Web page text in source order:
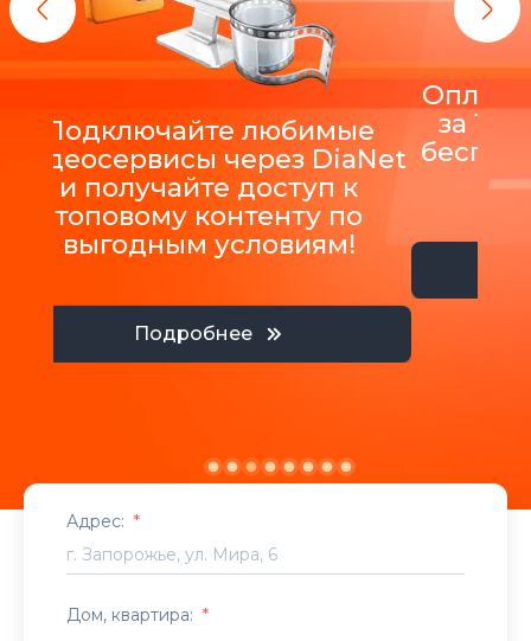
Подключайте любимые
видеосервисы через DiaNet
и получайте доступ к
топовому контенту по
выгодным условиям!
Подробнее
за 12
Адрес: *
Дом, квартира: *